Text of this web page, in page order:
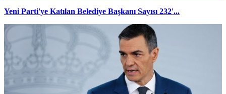
Yeni Parti'ye Katılan Belediye Başkanı Sayısı 232'...